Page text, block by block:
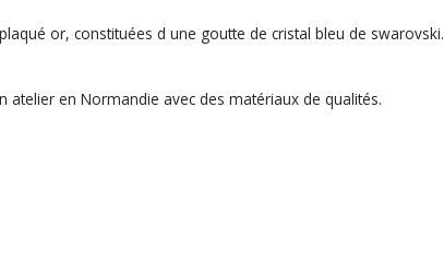
or, constituées d une goutte de cristal bleu de swarovski.
en Normandie avec des matériaux de qualités.